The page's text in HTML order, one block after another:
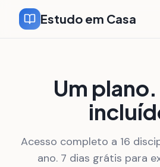
Estudo em Casa
Um
Acesso completo a 16
ano. 7 dias grátis para